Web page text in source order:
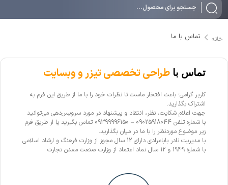
خانه تماس با ما
تماس با طراحی تخصصی تیزر و وبسایت
کاربر گرامی؛ باعث افتخار ماست تا نظرات خود را با ما از طریق این فرم به
اشتراک بگذارید.
جهت اعلام شکایت، نظر، انتقاد و پیشنهاد در مورد سرویس‌دهی می‌توانید
با شماره تلفن 09025918044 – 09399996150 تماس بگیرید یا از طریق فرم
زیر موضوع موردنظر را با ما در میان بگذارید.
با مدیریت نادر بابامرادی دارای 12 سال مجوز از وزارت فرهنگ و ارشاد اسلامی
با شماره 1949 و 12 سال نماد اعتماد از وزارت صنعت معدن تجارت